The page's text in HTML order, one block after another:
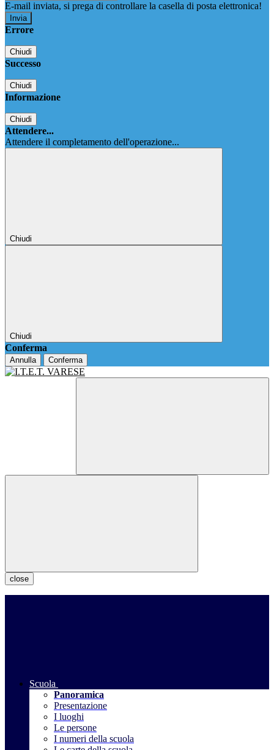
E-mail inviata, si prega di controllare la casella di posta elettronica!
Errore
Chiudi
Successo
Chiudi
Informazione
Chiudi
Attendere...
Attendere il completamento dell'operazione...
Chiudi
Chiudi
Conferma
Annulla Conferma
close
Scuola
Panoramica
Presentazione
I luoghi
Le persone
I numeri della scuola